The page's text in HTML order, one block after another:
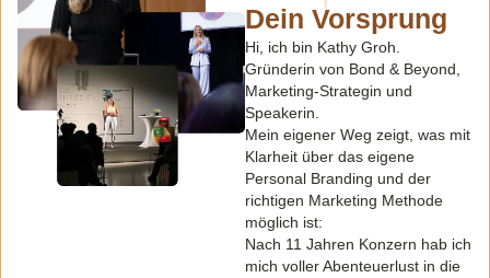
Dein Vorsprung
Hi, ich bin Kathy Groh.
Gründerin von Bond & Beyond,
Marketing-Strategin und
Speakerin.
Mein eigener Weg zeigt, was mit
Klarheit über das eigene
Personal Branding und der
richtigen Marketing Methode
möglich ist:
Nach 11 Jahren Konzern hab ich
mich voller Abenteuerlust in die